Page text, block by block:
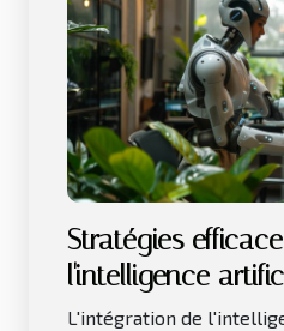
Stratégies
l'intelligence
petites entreprises
L'intégration de